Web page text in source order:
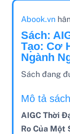
Abook.vn
Sách:
Tạo: Cơ
Ngành
Sách đang
Mô tả
AIGC Thời
Ro Của Một